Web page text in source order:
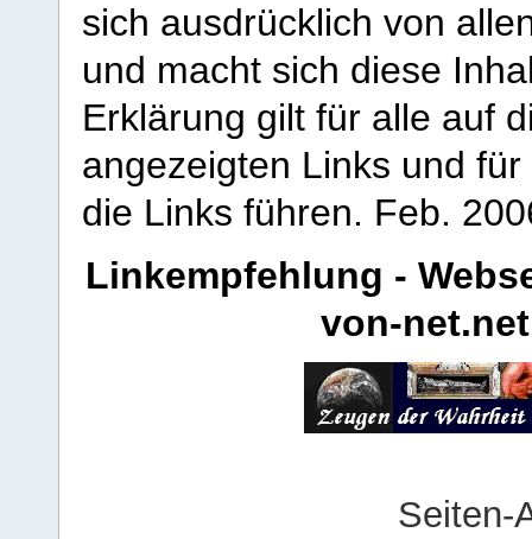
sich ausdrücklich von
und macht sich diese
Erklärung gilt für alle auf
angezeigten Links und
die Links führen. Feb.
Linkempfehlung -
von-net.net
Seiten-